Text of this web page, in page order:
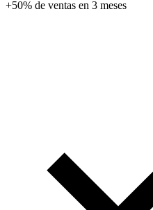
+50% de ventas en 3 meses